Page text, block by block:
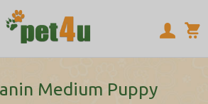
Medium Puppy